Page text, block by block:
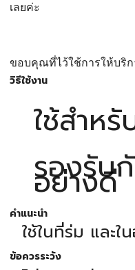
เลยค่ะ
ขอบคุณที่ไว้ใช้การให้บริก
วิธีใช้งาน
ใช้สำห
รองรับ
อย่างดี
คำแนะนำ
ใช้ในที่ร่ม และใ
ข้อควรระวัง